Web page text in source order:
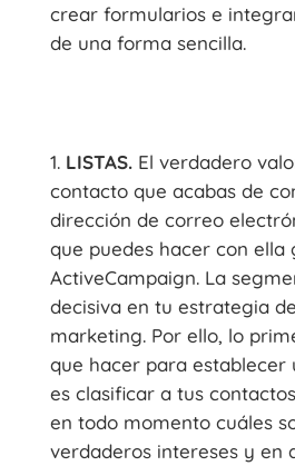
crear formularios e
de una forma sencilla.
LISTAS.El verdadero
contacto que acabas de
dirección de correo
que puedes hacer con ella
ActiveCampaign. La
decisiva en tu estrategia
marketing. Por ello, lo
que hacer para establecer
es clasificar a tus
en todo momento cuáles
verdaderos intereses y en